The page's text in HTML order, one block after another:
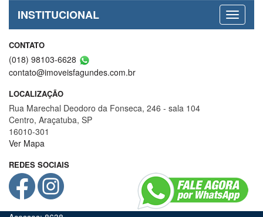
INSTITUCIONAL
CONTATO
(018) 98103-6628
contato@imoveisfagundes.com.br
LOCALIZAÇÃO
Rua Marechal Deodoro da Fonseca, 246 - sala 104
Centro, Araçatuba, SP
16010-301
Ver Mapa
REDES SOCIAIS